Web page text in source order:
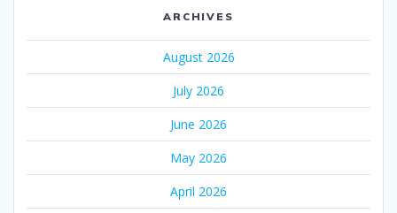
ARCHIVES
August 2026
July 2026
June 2026
May 2026
April 2026